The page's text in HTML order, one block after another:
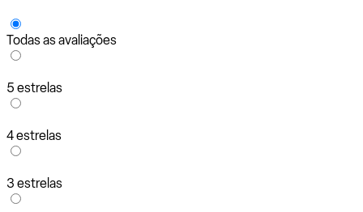
Todas as avaliações
5 estrelas
4 estrelas
3 estrelas